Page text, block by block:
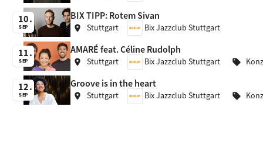
10
SEP
BIX TIPP: Rotem Sivan
location_on Stuttgart Bix Jazzclub Stuttgart
11
SEP
AMARÉ feat. Céline Rudolph
location_on Stuttgart Bix Jazzclub Stuttgart sell
12
SEP
Groove is in the heart
location_on Stuttgart Bix Jazzclub Stuttgart sell